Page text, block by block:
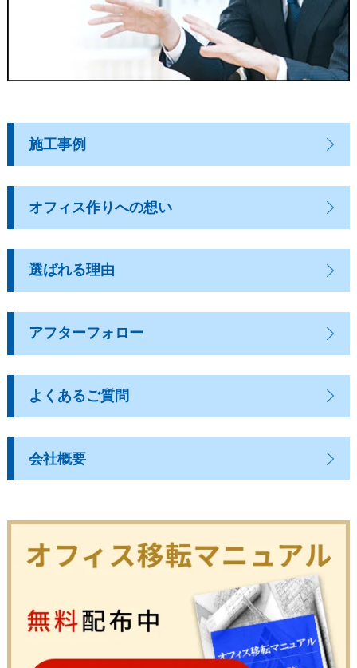
施工事例
オフィス作りへの想い
選ばれる理由
アフターフォロー
よくあるご質問
会社概要